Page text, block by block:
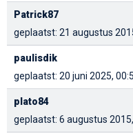
Patrick87
geplaatst: 21 augustus
paulisdik
geplaatst: 20 juni 2025,
plato84
geplaatst: 6 augustus